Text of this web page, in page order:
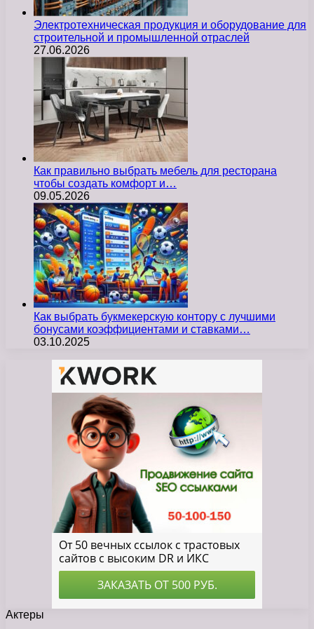
Электротехническая продукция и оборудование для
строительной и промышленной отраслей
27.06.2026
Как правильно выбрать мебель для ресторана
чтобы создать комфорт и…
09.05.2026
Как выбрать букмекерскую контору с лучшими
бонусами коэффициентами и ставками…
03.10.2025
Актеры